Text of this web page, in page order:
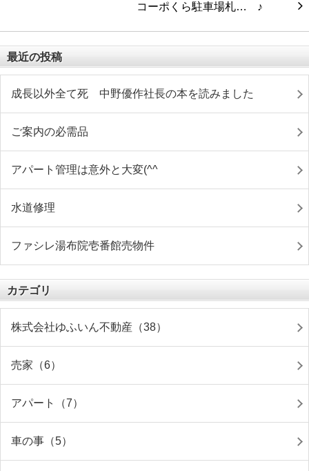
コーポくら駐車場札…
最近の投稿
成長以外全て死 中野優作社長の本を読みました
ご案内の必需品
アパート管理は意外と大変(^^ゞ
水道修理
ファシレ湯布院壱番館売物件
カテゴリ
株式会社ゆふいん不動産（38）
売家（6）
アパート（7）
車の事（5）